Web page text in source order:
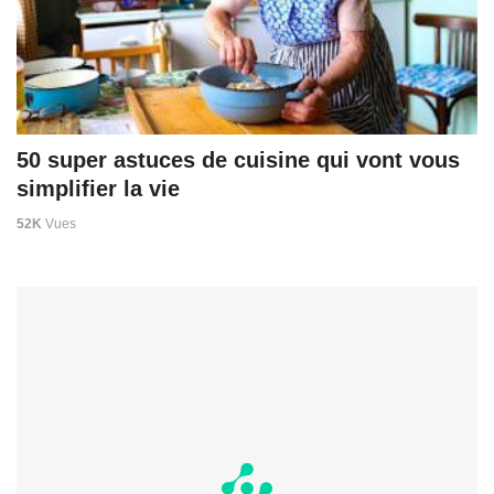
50 super astuces de cuisine qui vont vous
simplifier la vie
52K Vues